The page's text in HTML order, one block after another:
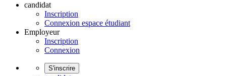
candidat
Inscription
Connexion espace étudiant
Employeur
Inscription
Connexion
S'inscrire